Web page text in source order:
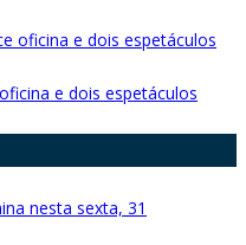
e dois espetáculos